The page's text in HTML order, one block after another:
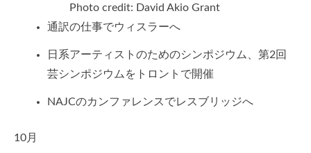
Photo credit: David Akio Grant
通訳の仕事でウィスラーへ
日系アーティストのためのシンポジウム、第2回
芸シンポジウムをトロントで開催
NAJCのカンファレンスでレスブリッジへ
10月